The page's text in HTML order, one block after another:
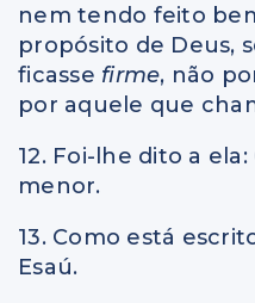
nem tendo feito
propósito de Deus,
ficasse firme, não
por aquele que
12. Foi-lhe dito a
menor.
13. Como está
Esaú.